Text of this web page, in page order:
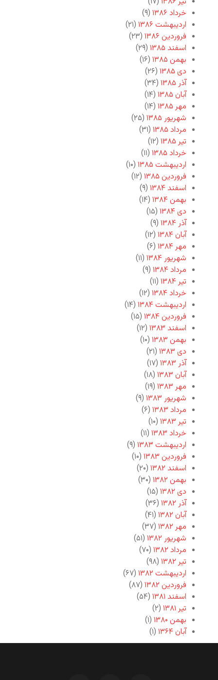
خرداد ۱۳۸۶
(۹)
اردیبهشت ۱۳۸۶
(۲۱)
فروردین ۱۳۸۶
(۲۳)
اسفند ۱۳۸۵
(۲۹)
بهمن ۱۳۸۵
(۱۶)
دی ۱۳۸۵
(۲۶)
آذر ۱۳۸۵
(۳۴)
آبان ۱۳۸۵
(۱۴)
مهر ۱۳۸۵
(۱۴)
شهریور ۱۳۸۵
(۲۵)
مرداد ۱۳۸۵
(۳۱)
تیر ۱۳۸۵
(۱۲)
خرداد ۱۳۸۵
(۱۱)
اردیبهشت ۱۳۸۵
(۱۰)
فروردین ۱۳۸۵
(۱۲)
اسفند ۱۳۸۴
(۹)
بهمن ۱۳۸۴
(۱۴)
دی ۱۳۸۴
(۱۵)
آذر ۱۳۸۴
(۹)
آبان ۱۳۸۴
(۱۲)
مهر ۱۳۸۴
(۶)
شهریور ۱۳۸۴
(۱۱)
مرداد ۱۳۸۴
(۹)
تیر ۱۳۸۴
(۱۱)
خرداد ۱۳۸۴
(۱۲)
اردیبهشت ۱۳۸۴
(۱۴)
فروردین ۱۳۸۴
(۱۵)
اسفند ۱۳۸۳
(۱۲)
بهمن ۱۳۸۳
(۱۰)
دی ۱۳۸۳
(۲۱)
آذر ۱۳۸۳
(۱۷)
آبان ۱۳۸۳
(۱۸)
مهر ۱۳۸۳
(۱۹)
شهریور ۱۳۸۳
(۹)
مرداد ۱۳۸۳
(۶)
تیر ۱۳۸۳
(۱۰)
خرداد ۱۳۸۳
(۱۱)
اردیبهشت ۱۳۸۳
(۹)
فروردین ۱۳۸۳
(۱۰)
اسفند ۱۳۸۲
(۲۰)
بهمن ۱۳۸۲
(۳۰)
دی ۱۳۸۲
(۱۵)
آذر ۱۳۸۲
(۳۶)
آبان ۱۳۸۲
(۴۱)
مهر ۱۳۸۲
(۳۷)
شهریور ۱۳۸۲
(۵۱)
مرداد ۱۳۸۲
(۷۰)
تیر ۱۳۸۲
(۹۸)
اردیبهشت ۱۳۸۲
(۶۷)
فروردین ۱۳۸۲
(۸۷)
اسفند ۱۳۸۱
(۵۴)
تیر ۱۳۸۱
(۲)
بهمن ۱۳۸۰
(۱)
آبان ۱۳۶۴
(۱)